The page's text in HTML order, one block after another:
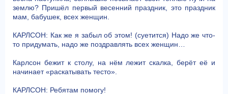
землю? Пришёл первый весенний праздник, это праздник
мам, бабушек, всех женщин.
КАРЛСОН: Как же я забыл об этом! (суетится) Надо же что-
то придумать, надо же поздравлять всех женщин…
Карлсон бежит к столу, на нём лежит скалка, берёт её и
начинает «раскатывать тесто».
КАРЛСОН: Ребятам помогу!